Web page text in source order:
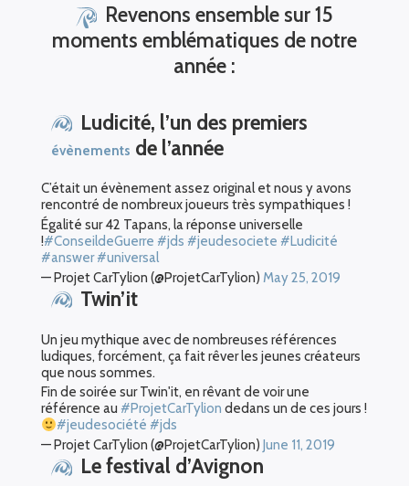
Revenons ensemble sur 15
moments emblématiques de notre
année :
Ludicité, l’un des premiers
évènements de l’année
C’était un évènement assez original et nous y avons
rencontré de nombreux joueurs très sympathiques !
Égalité sur 42 Tapans, la réponse universelle
!#ConseildeGuerre #jds #jeudesociete #Ludicité
#answer #universal
— Projet CarTylion (@ProjetCarTylion) May 25, 2019
Twin’it
Un jeu mythique avec de nombreuses références
ludiques, forcément, ça fait rêver les jeunes créateurs
que nous sommes.
Fin de soirée sur Twin'it, en rêvant de voir une
référence au #ProjetCarTylion dedans un de ces jours !
#jeudesociété #jds
— Projet CarTylion (@ProjetCarTylion) June 11, 2019
Le festival d’Avignon